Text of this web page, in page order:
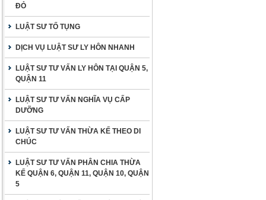
ĐỎ
LUẬT SƯ TỐ TỤNG
DỊCH VỤ LUẬT SƯ LY HÔN NHANH
LUẬT SƯ TƯ VẤN LY HÔN TẠI QUẬN 5,
QUẬN 11
LUẬT SƯ TƯ VẤN NGHĨA VỤ CẤP
DƯỠNG
LUẬT SƯ TƯ VẤN THỪA KẾ THEO DI
CHÚC
LUẬT SƯ TƯ VẤN PHÂN CHIA THỪA
KẾ QUẬN 6, QUẬN 11, QUẬN 10, QUẬN
5